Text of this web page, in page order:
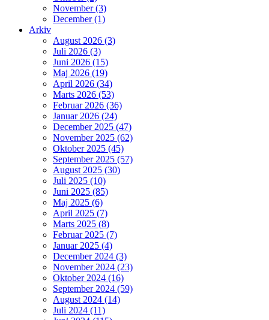
November (3)
December (1)
Arkiv
August 2026 (3)
Juli 2026 (3)
Juni 2026 (15)
Maj 2026 (19)
April 2026 (34)
Marts 2026 (53)
Februar 2026 (36)
Januar 2026 (24)
December 2025 (47)
November 2025 (62)
Oktober 2025 (45)
September 2025 (57)
August 2025 (30)
Juli 2025 (10)
Juni 2025 (85)
Maj 2025 (6)
April 2025 (7)
Marts 2025 (8)
Februar 2025 (7)
Januar 2025 (4)
December 2024 (3)
November 2024 (23)
Oktober 2024 (16)
September 2024 (59)
August 2024 (14)
Juli 2024 (11)